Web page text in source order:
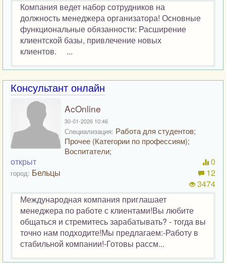
Компания ведет набор сотрудников на
должность менеджера организатора! Основные
функциональные обязанности: Расширение
клиентской базы, привлечение новых
клиентов. ...
Консультант онлайн
AcOnline
30-01-2026 10:46
Специализация: Работа для студентов;
Прочее (Категории по профессиям);
Воспитатели;
открыт
город: Бельцы
0
12
3474
Международная компания приглашает
менеджера по работе с клиентами!Вы любите
общаться и стремитесь зарабатывать? - тогда вы
точно нам подходите!Мы предлагаем:-Работу в
стабильной компании!-Готовы рассм...